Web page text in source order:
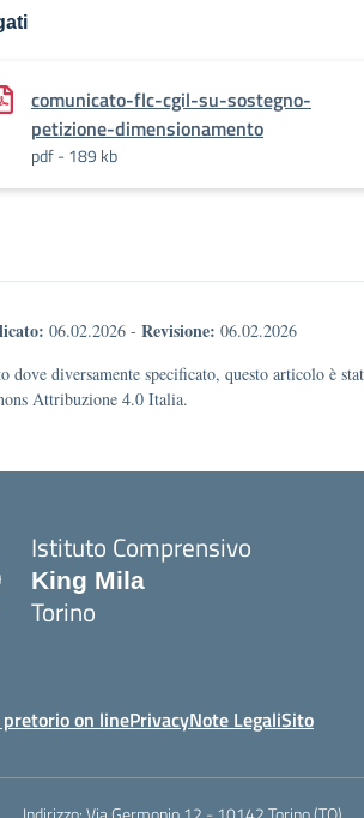
comunicato-flc-cgil-su-sostegno-
petizione-dimensionamento
pdf - 189 kb
06.02.2026 - Revisione: 06.02.2026
dove diversamente specificato, questo articolo è
Attribuzione 4.0 Italia.
Istituto Comprensivo
King Mila
Torino
on linePrivacyNote LegaliSito